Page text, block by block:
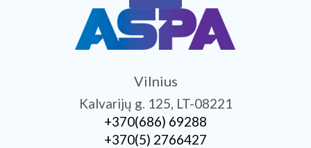
Vilnius
Kalvarijų g. 125, LT-08221
+370­(686) 69288
+370­(5) 2766427